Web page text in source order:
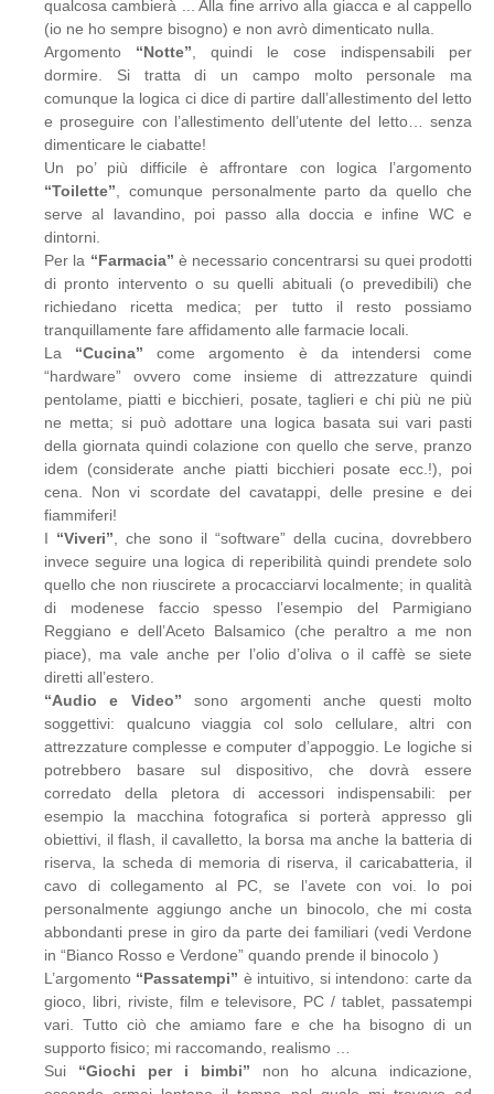
qualcosa cambierà ... Alla fine arrivo alla giacca e al cappello
(io ne ho sempre bisogno) e non avrò dimenticato nulla.
Argomento “Notte” , quindi le cose indispensabili per
dormire. Si tratta di un campo molto personale ma
comunque la logica ci dice di partire dall’allestimento del letto
e proseguire con l’allestimento dell’utente del letto… senza
dimenticare le ciabatte!
Un po’ più difficile è affrontare con logica l’argomento
“Toilette” , comunque personalmente parto da quello che
serve al lavandino, poi passo alla doccia e infine WC e
dintorni.
Per la “Farmacia” è necessario concentrarsi su quei prodotti
di pronto intervento o su quelli abituali (o prevedibili) che
richiedano ricetta medica; per tutto il resto possiamo
tranquillamente fare affidamento alle farmacie locali.
La “Cucina” come argomento è da intendersi come
“hardware” ovvero come insieme di attrezzature quindi
pentolame, piatti e bicchieri, posate, taglieri e chi più ne più
ne metta; si può adottare una logica basata sui vari pasti
della giornata quindi colazione con quello che serve, pranzo
idem (considerate anche piatti bicchieri posate ecc.!), poi
cena. Non vi scordate del cavatappi, delle presine e dei
fiammiferi!
I “Viveri” , che sono il “software” della cucina, dovrebbero
invece seguire una logica di reperibilità quindi prendete solo
quello che non riuscirete a procacciarvi localmente; in qualità
di modenese faccio spesso l’esempio del Parmigiano
Reggiano e dell’Aceto Balsamico (che peraltro a me non
piace), ma vale anche per l’olio d’oliva o il caffè se siete
diretti all’estero.
“Audio e Video” sono argomenti anche questi molto
soggettivi: qualcuno viaggia col solo cellulare, altri con
attrezzature complesse e computer d’appoggio. Le logiche si
potrebbero basare sul dispositivo, che dovrà essere
corredato della pletora di accessori indispensabili: per
esempio la macchina fotografica si porterà appresso gli
obiettivi, il flash, il cavalletto, la borsa ma anche la batteria di
riserva, la scheda di memoria di riserva, il caricabatteria, il
cavo di collegamento al PC, se l’avete con voi. Io poi
personalmente aggiungo anche un binocolo, che mi costa
abbondanti prese in giro da parte dei familiari (vedi Verdone
in “Bianco Rosso e Verdone” quando prende il binocolo )
L’argomento “Passatempi” è intuitivo, si intendono: carte da
gioco, libri, riviste, film e televisore, PC / tablet, passatempi
vari. Tutto ciò che amiamo fare e che ha bisogno di un
supporto fisico; mi raccomando, realismo …
Sui “Giochi per i bimbi” non ho alcuna indicazione,